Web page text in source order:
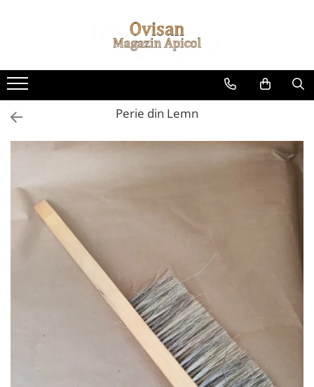
***Produse pentru toata lumea
Altele
Cosulete cadou sarbatori
Miere
Produse apicole
Siropuri & Licori
Produse apicole
Nou: Produse de Curatenie
Detergent Lichid
Perie din Lemn